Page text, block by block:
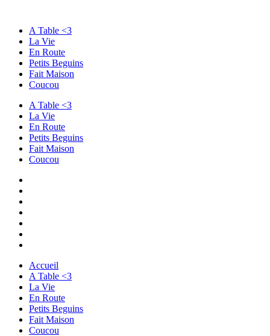
A Table <3
La Vie
En Route
Petits Beguins
Fait Maison
Coucou
A Table <3
La Vie
En Route
Petits Beguins
Fait Maison
Coucou
Accueil
A Table <3
La Vie
En Route
Petits Beguins
Fait Maison
Coucou